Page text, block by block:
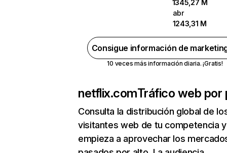
1345,27 M
abr
1243,31 M
Consigue información de
10 veces más información diaria. ¡Gratis!
netflix.comTráfico web por
Consulta la distribución global de
visitantes web de tu competencia y
empieza a aprovechar los